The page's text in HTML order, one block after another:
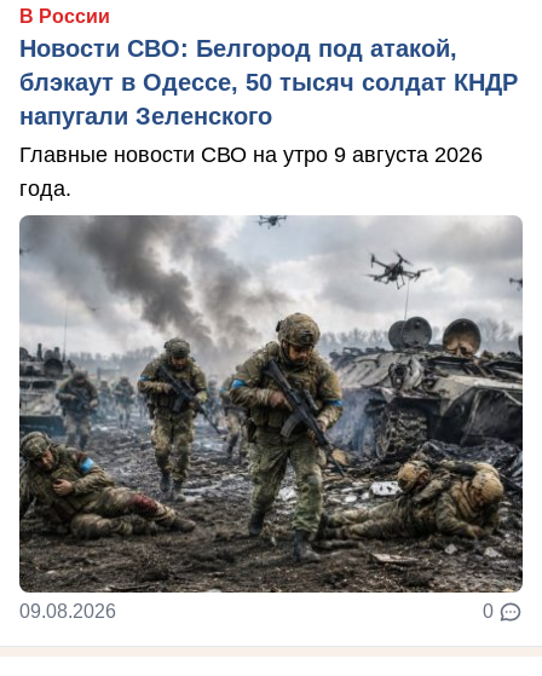
В России
Новости СВО: Белгород под атакой,
блэкаут в Одессе, 50 тысяч солдат КНДР
напугали Зеленского
Главные новости СВО на утро 9 августа 2026
года.
09.08.2026 0